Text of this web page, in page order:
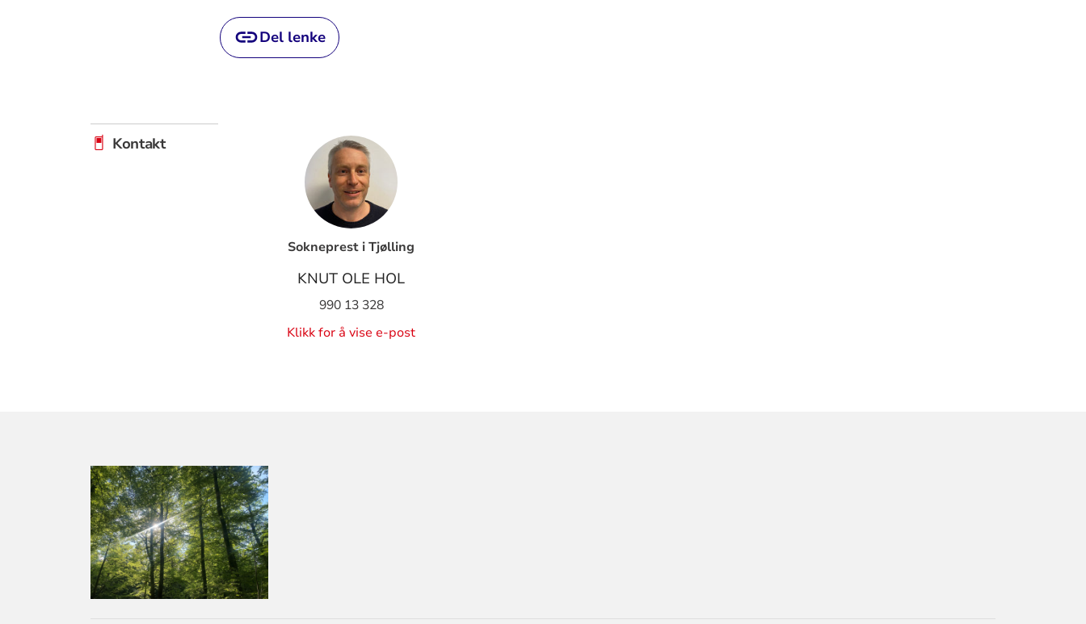
Del lenke
Kontakt
Sokneprest i Tjølling
KNUT OLE HOL
990 13 328
Klikk for å vise e-post
KONTAKTINFORMASJON
FOR
LARVIK
KIRKELIGE
FELLESRÅD